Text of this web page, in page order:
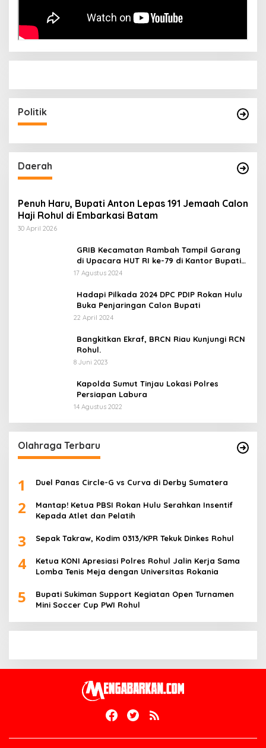
Politik
Daerah
Penuh Haru, Bupati Anton Lepas 191 Jemaah Calon
Haji Rohul di Embarkasi Batam
30 April 2026
GRIB Kecamatan Rambah Tampil Garang
di Upacara HUT RI ke-79 di Kantor Bupati
Rokan Hulu!
17 Agustus 2024
Hadapi Pilkada 2024 DPC PDIP Rokan Hulu
Buka Penjaringan Calon Bupati
22 April 2024
Bangkitkan Ekraf, BRCN Riau Kunjungi RCN
Rohul.
8 Juni 2023
Kapolda Sumut Tinjau Lokasi Polres
Persiapan Labura
14 Agustus 2022
Olahraga Terbaru
1 Duel Panas Circle-G vs Curva di Derby Sumatera
2
Mantap! Ketua PBSI Rokan Hulu Serahkan Insentif
Kepada Atlet dan Pelatih
3 Sepak Takraw, Kodim 0313/KPR Tekuk Dinkes Rohul
4
Ketua KONI Apresiasi Polres Rohul Jalin Kerja Sama
Lomba Tenis Meja dengan Universitas Rokania
5
Bupati Sukiman Support Kegiatan Open Turnamen
Mini Soccer Cup PWI Rohul